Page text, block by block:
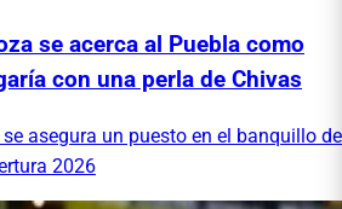
se acerca al Puebla como
con una perla de Chivas
asegura un puesto en el banquillo de
2026